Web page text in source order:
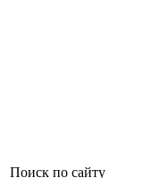
Поиск по сайту